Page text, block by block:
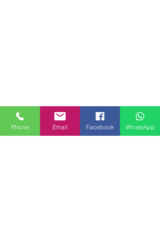
Phone Email Facebook WhatsApp